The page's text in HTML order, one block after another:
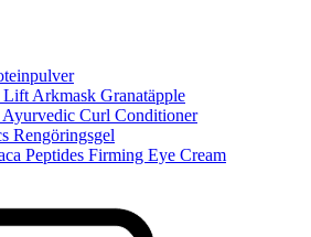
Arkmask Granatäpple
Curl Conditioner
Rengöringsgel
Peptides Firming Eye Cream